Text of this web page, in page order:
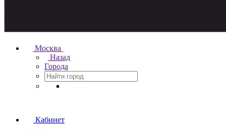
Москва
Назад
Города
Кабинет